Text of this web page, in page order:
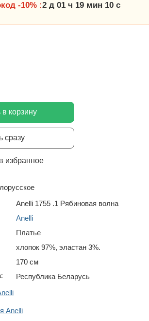
-10% :2 д 01 ч 19 мин 10 с
корзину
сразу
избранное
Anelli 1755 .1 Рябиновая волна
Anelli
Платье
хлопок 97%, эластан 3%.
170 см
Республика Беларусь
Anelli